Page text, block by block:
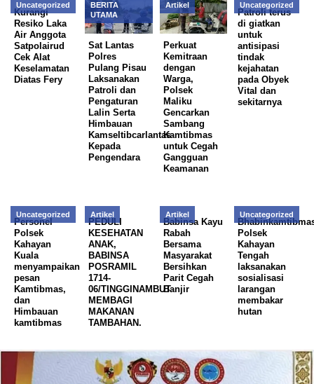
Uncategorized
Kurangi
Resiko Laka
Air Anggota
Satpolairud
Cek Alat
Keselamatan
Diatas Fery
BERITA
UTAMA
Sat Lantas
Polres
Pulang Pisau
Laksanakan
Patroli dan
Pengaturan
Lalin Serta
Himbauan
Kamseltibcarlantas
Kepada
Pengendara
Artikel
Perkuat
Kemitraan
dengan
Warga,
Polsek
Maliku
Gencarkan
Sambang
Kamtibmas
untuk Cegah
Gangguan
Keamanan
Uncategorized
Patroli terus
di giatkan
untuk
antisipasi
tindak
kejahatan
pada Obyek
Vital dan
sekitarnya
Uncategorized
Personel
Polsek
Kahayan
Kuala
menyampaikan
pesan
Kamtibmas,
dan
Himbauan
kamtibmas
Artikel
PEDULI
KESEHATAN
ANAK,
BABINSA
POSRAMIL
1714-
06/TINGGINAMBUT
MEMBAGI
MAKANAN
TAMBAHAN.
Artikel
Babinsa Kayu
Rabah
Bersama
Masyarakat
Bersihkan
Parit Cegah
Banjir
Uncategorized
Polsek
Kahayan
Tengah
laksanakan
sosialisasi
larangan
membakar
hutan